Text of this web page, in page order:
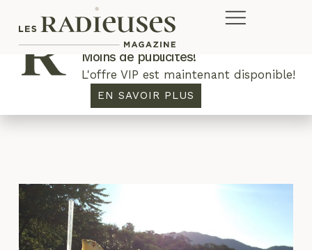
voyager seule
Plus de concours. Plus de rabais.
Moins de publicités!
L'offre VIP est maintenant disponible!
EN SAVOIR PLUS